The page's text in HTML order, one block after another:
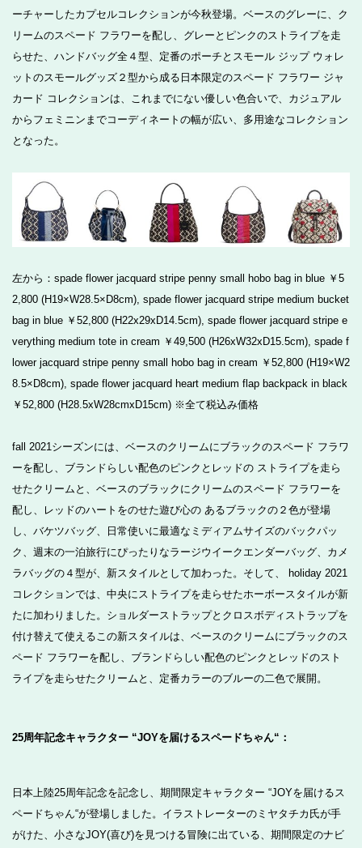
ーチャーしたカプセルコレクションが今秋登場。ベースのグレーに、ク
リームのスペード フラワーを配し、グレーとピンクのストライプを走
らせた、ハンドバッグ全４型、定番のポーチとスモール ジップ ウォレ
ットのスモールグッズ２型から成る日本限定のスペード フラワー ジャ
カード コレクションは、これまでにない優しい色合いで、カジュアル
からフェミニンまでコーディネートの幅が広い、多用途なコレクション
となった。
左から：spade flower jacquard stripe penny small hobo bag in blue ￥5
2,800 (H19×W28.5×D8cm), spade flower jacquard stripe medium bucket
bag in blue ￥52,800 (H22x29xD14.5cm), spade flower jacquard stripe e
verything medium tote in cream ￥49,500 (H26xW32xD15.5cm), spade f
lower jacquard stripe penny small hobo bag in cream ￥52,800 (H19×W2
8.5×D8cm), spade flower jacquard heart medium flap backpack in black
￥52,800 (H28.5xW28cmxD15cm) ※全て税込み価格
fall 2021シーズンには、ベースのクリームにブラックのスペード フラワ
ーを配し、ブランドらしい配色のピンクとレッドの ストライプを走ら
せたクリームと、ベースのブラックにクリームのスペード フラワーを
配し、レッドのハートをのせた遊び心の あるブラックの２色が登場
し、バケツバッグ、日常使いに最適なミディアムサイズのバックパッ
ク、週末の一泊旅行にぴったりなラージウイークエンダーバッグ、カメ
ラバッグの４型が、新スタイルとして加わった。そして、 holiday 2021
コレクションでは、中央にストライプを走らせたホーボースタイルが新
たに加わりました。ショルダーストラップとクロスボディストラップを
付け替えて使えるこの新スタイルは、ベースのクリームにブラックのス
ペード フラワーを配し、ブランドらしい配色のピンクとレッドのスト
ライプを走らせたクリームと、定番カラーのブルーの二色で展開。
25周年記念キャラクター “JOYを届けるスペードちゃん“：
日本上陸25周年記念を記念し、期間限定キャラクター “JOYを届けるス
ペードちゃん“が登場しました。イラストレーターのミヤタチカ氏が手
がけた、小さなJOY(喜び)を見つける冒険に出ている、期間限定のナビ